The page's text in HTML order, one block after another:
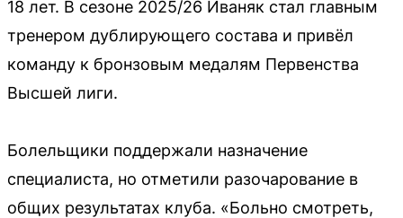
18 лет. В сезоне 2025/26 Иваняк стал главным
тренером дублирующего состава и привёл
команду к бронзовым медалям Первенства
Высшей лиги.
Болельщики поддержали назначение
специалиста, но отметили разочарование в
общих результатах клуба. «Больно смотреть,